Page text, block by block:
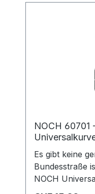
NOCH 60701
Es gibt keine
Bundesstraße
NOCH